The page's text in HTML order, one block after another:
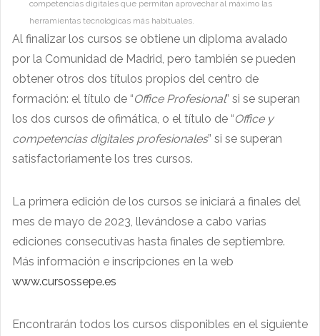
competencias digitales que permitan aprovechar al máximo las
herramientas tecnológicas más habituales.
Al finalizar los cursos se obtiene un diploma avalado
por la Comunidad de Madrid, pero también se pueden
obtener otros dos títulos propios del centro de
formación: el título de “Office Profesional” si se superan
los dos cursos de ofimática, o el título de “Office y
competencias digitales profesionales” si se superan
satisfactoriamente los tres cursos.
La primera edición de los cursos se iniciará a finales del
mes de mayo de 2023, llevándose a cabo varias
ediciones consecutivas hasta finales de septiembre.
Más información e inscripciones en la web
www.cursossepe.es
Encontrarán todos los cursos disponibles en el siguiente